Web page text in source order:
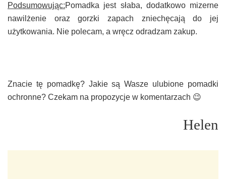
Podsumowując:Pomadka jest słaba, dodatkowo mizerne
nawilżenie oraz gorzki zapach zniechęcają do jej
użytkowania. Nie polecam, a wręcz odradzam zakup.
Znacie tę pomadkę? Jakie są Wasze ulubione pomadki
ochronne? Czekam na propozycje w komentarzach 😉
Helen